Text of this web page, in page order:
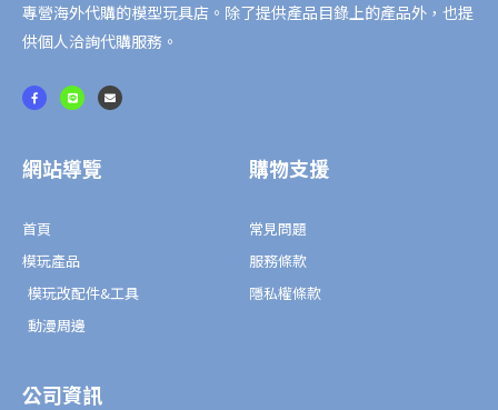
專營海外代購的模型玩具店。除了提供產品目錄上的產品外，也提
供個人洽詢代購服務。
F
a
c
k
-
L
i
n
E
n
v
網站導覽
首頁
模玩產品
模玩改配件&工具
動漫周邊
購物支援
常見問題
服務條款
隱私權條款
公司資訊